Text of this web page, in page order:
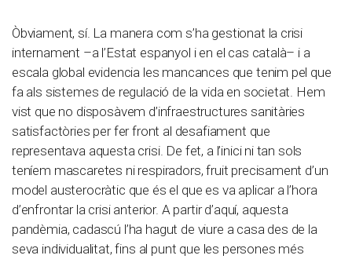
Òbviament, sí. La manera com s’ha gestionat la crisi
internament –a l’Estat espanyol i en el cas català– i a
escala global evidencia les mancances que tenim pel que
fa als sistemes de regulació de la vida en societat. Hem
vist que no disposàvem d’infraestructures sanitàries
satisfactòries per fer front al desafiament que
representava aquesta crisi. De fet, a l’inici ni tan sols
teníem mascaretes ni respiradors, fruit precisament d’un
model austerocràtic que és el que es va aplicar a l’hora
d’enfrontar la crisi anterior. A partir d’aquí, aquesta
pandèmia, cadascú l’ha hagut de viure a casa des de la
seva individualitat, fins al punt que les persones més